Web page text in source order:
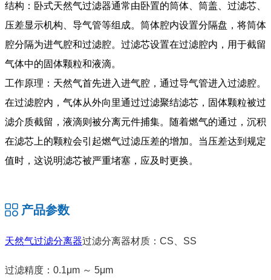
结构：卧式天然气过滤器通常由卧置的筒体、筒盖、过滤芯、
压差显示机构、导气管等组成。筒体腔内设置分隔盘，将筒体
腔分隔为进气腔和过滤腔。过滤芯设置在过滤腔内，用于截留
气体中的固体颗粒和液滴。
工作原理：天然气首先进入进气腔，通过导气管进入过滤腔。
在过滤腔内，气体从外向里通过过滤聚结滤芯，固体颗粒被过
滤介质截留，液滴则被分离元件捕集。随着燃气的通过，沉积
在滤芯上的颗粒会引起燃气过滤压差的增加。当压差达到规定
值时，这说明滤芯被严重堵塞，应及时更换。
产品参数
天然气过滤分离器过滤分离器材质：CS、SS
过滤精度：0.1μm ～ 5μm